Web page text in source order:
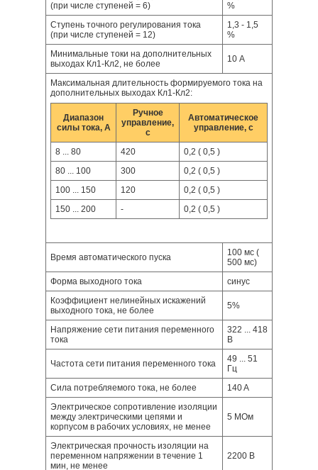
(при числе ступеней = 6)
%
Ступень точного регулирования тока
(при числе ступеней = 12)
1,3 - 1,5
%
Минимальные токи на дополнительных
выходах Кл1-Кл2, не более
10 А
Максимальная длительность формируемого тока на
дополнительных выходах Кл1-Кл2:
Диапазон
силы тока, А
Ручное
управление,
с
Автоматическое
управление, с
8 ... 80 420
0,2 ( 0,5 )
80 ... 100
300
0,2 ( 0,5 )
100 ... 150
120
0,2 ( 0,5 )
150 ... 200
- 0,2 ( 0,5 )
Время автоматического пуска
100 мс (
500 мс)
Форма выходного тока
синус
Коэффициент нелинейных искажений
выходного тока, не более
5%
Напряжение сети питания переменного
тока
322 ... 418
В
Частота сети питания переменного тока
49 ... 51
Гц
Сила потребляемого тока, не более
140 A
Электрическое сопротивление изоляции
между электрическими цепями и
корпусом в рабочих условиях, не менее
5 МОм
Электрическая прочность изоляции на
переменном напряжении в течение 1
мин, не менее
2200 В